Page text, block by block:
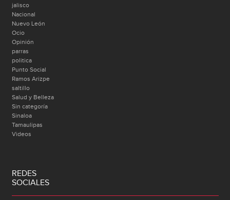
jalisco
Nacional
Nuevo León
Ocio
Opinión
parras
politica
Punto Social
Ramos Arizpe
saltillo
Salud y Belleza
Sin categoría
Sinaloa
Tamaulipas
Videos
REDES
SOCIALES